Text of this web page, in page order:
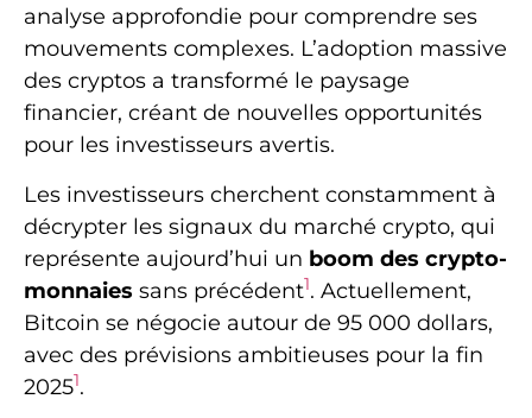
analyse approfondie pour comprendre ses
mouvements complexes. L’adoption massive
des cryptos a transformé le paysage
financier, créant de nouvelles opportunités
pour les investisseurs avertis.
Les investisseurs cherchent constamment à
décrypter les signaux du marché crypto, qui
représente aujourd’hui un boom des crypto-
monnaies sans précédent1. Actuellement,
Bitcoin se négocie autour de 95 000 dollars,
avec des prévisions ambitieuses pour la fin
20251.